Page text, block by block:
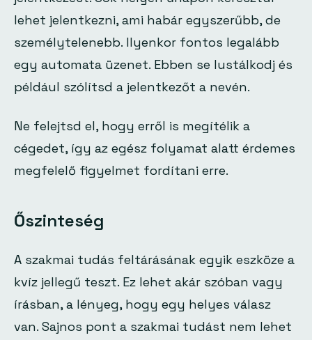
lehet jelentkezni, ami habár egyszerűbb, de
személytelenebb. Ilyenkor fontos legalább
egy automata üzenet. Ebben se lustálkodj és
például szólítsd a jelentkezőt a nevén.
Ne felejtsd el, hogy erről is megítélik a
cégedet, így az egész folyamat alatt érdemes
megfelelő figyelmet fordítani erre.
Őszinteség
A szakmai tudás feltárásának egyik eszköze a
kvíz jellegű teszt. Ez lehet akár szóban vagy
írásban, a lényeg, hogy egy helyes válasz
van. Sajnos pont a szakmai tudást nem lehet